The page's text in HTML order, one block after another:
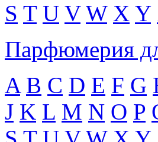
S T U V W X Y
Парфюмерия
A B C D E F G
J K L M N O P